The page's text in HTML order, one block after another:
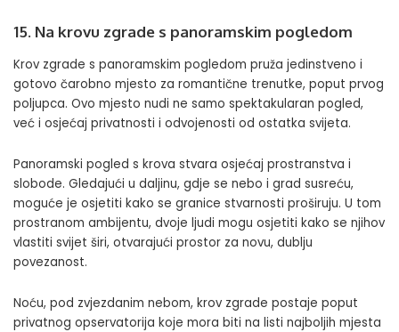
15. Na krovu zgrade s panoramskim pogledom
Krov zgrade s panoramskim pogledom pruža jedinstveno i
gotovo čarobno mjesto za romantične trenutke, poput prvog
poljupca. Ovo mjesto nudi ne samo spektakularan pogled,
već i osjećaj privatnosti i odvojenosti od ostatka svijeta.
Panoramski pogled s krova stvara osjećaj prostranstva i
slobode. Gledajući u daljinu, gdje se nebo i grad susreću,
moguće je osjetiti kako se granice stvarnosti proširuju. U tom
prostranom ambijentu, dvoje ljudi mogu osjetiti kako se njihov
vlastiti svijet širi, otvarajući prostor za novu, dublju
povezanost.
Noću, pod zvjezdanim nebom, krov zgrade postaje poput
privatnog opservatorija koje mora biti na listi najboljih mjesta